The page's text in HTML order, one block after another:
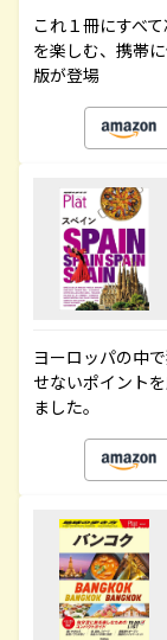
これ１冊にすべ
を楽しむ、携帯
版が登場
ヨーロッパの中
せないポイント
ました。